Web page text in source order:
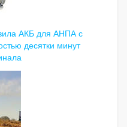
АКБ для АНПА с
десятки минут